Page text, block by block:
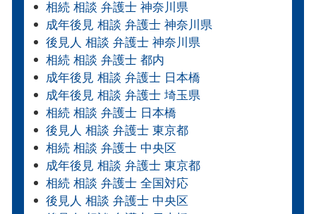
相続 相談 弁護士 神奈川県
成年後見 相談 弁護士 神奈川県
後見人 相談 弁護士 神奈川県
相続 相談 弁護士 都内
成年後見 相談 弁護士 日本橋
成年後見 相談 弁護士 埼玉県
相続 相談 弁護士 日本橋
後見人 相談 弁護士 東京都
相続 相談 弁護士 中央区
成年後見 相談 弁護士 東京都
相続 相談 弁護士 全国対応
後見人 相談 弁護士 中央区